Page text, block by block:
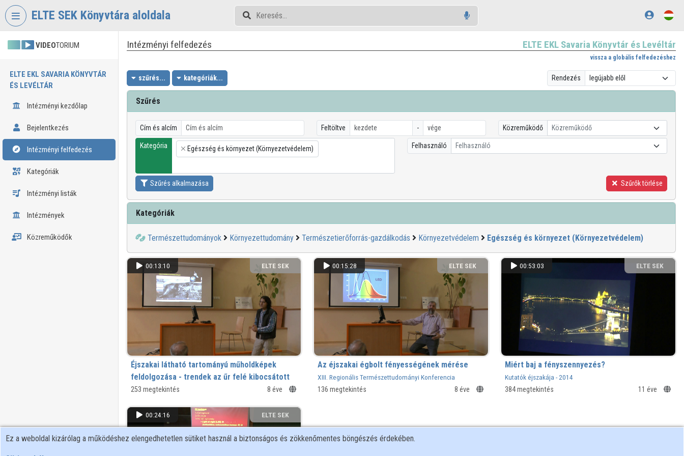
Fejléc kihagyása
ELTE SEK Könyvtára aloldala
VIDEOTORIUM
ELTE EKL SAVARIA KÖNYVTÁR
ÉS LEVÉLTÁR
Intézményi kezdőlap
Bejelentkezés
Intézményi felfedezés
Kategóriák
Intézményi listák
Intézmények
Közreműködők
Intézményi felfedezés ELTE EKL Savaria Könyvtár és Levéltár
vissza a globális felfedezéshez
szűrés... kategóriák... Rendezés
Szűrés
Cím és alcím Feltöltve - Közreműködő Közreműködő
Kategória
×
Egészség és környezet (Környezetvédelem) Felhasználó Felhasználó
Szűrés alkalmazása Szűrők törlése
Kategóriák
Természettudományok Környezettudomány Természetierőforrás-gazdálkodás Környezetvédelem Egészség és környezet (Környezetvédelem)
00:13:10
ELTE SEK
KÖNYVTÁRA
Éjszakai látható tartományú műholdképek
feldolgozása - trendek az űr felé kibocsátott
fény mennyiségében hazánk területén
253 megtekintés 8 éve
00:15:28
ELTE SEK
KÖNYVTÁRA
Az éjszakai égbolt fényességének mérése
XIII. Regionális Természettudományi Konferencia
136 megtekintés 8 éve
00:53:03
ELTE SEK
KÖNYVTÁRA
Miért baj a fényszennyezés?
Kutatók éjszakája - 2014
384 megtekintés 11 éve
00:24:16
ELTE SEK
KÖNYVTÁRA
Ez a weboldal kizárólag a működéshez elengedhetetlen sütiket használ a biztonságos és zökkenőmentes böngészés érdekében.